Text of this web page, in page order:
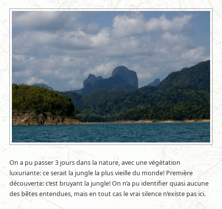
On a pu passer 3 jours dans la nature, avec une végétation
luxuriante: ce serait la jungle la plus vieille du monde! Première
découverte: c’est bruyant la jungle! On n’a pu identifier quasi aucune
des bêtes entendues, mais en tout cas le vrai silence n’existe pas ici.